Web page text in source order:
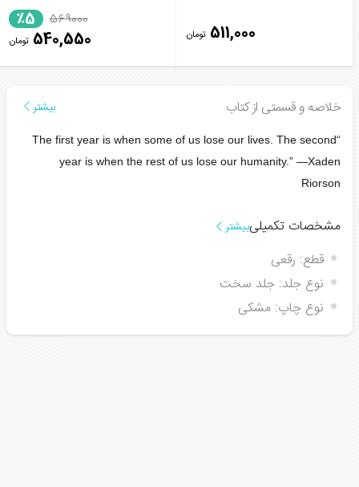
511,000 تومان
569000
٪5
540,550 تومان
خلاصه و قسمتی از کتاب بیشتر
“The first year is when some of us lose our lives. The second
year is when the rest of us lose our humanity.” —Xaden
Riorson
مشخصات تکمیلیبیشتر
قطع: رقعی
نوع جلد: جلد سخت
نوع چاپ: مشکی